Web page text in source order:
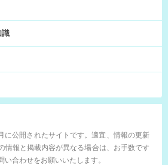
識
に公開されたサイトです。適宜、情報の更新
情報と掲載内容が異なる場合は、お手数です
合わせをお願いいたします。